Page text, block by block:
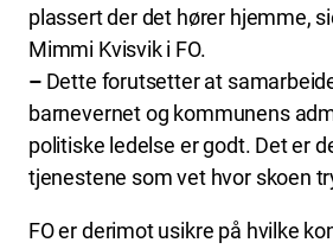
plassert der det hører hjemme,
Mimmi Kvisvik i FO.
– Dette forutsetter at
barnevernet og kommunens
politiske ledelse er godt. Det er
tjenestene som vet hvor skoen
FO er derimot usikre på hvilke